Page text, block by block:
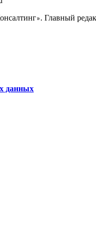
». Главный
данных